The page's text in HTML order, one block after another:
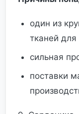
один из
тканей
сильная
поставки